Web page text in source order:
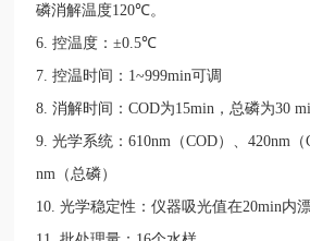
磷消解温度120℃。
6.控温度：±0.5℃
7.控温时间： 1~999min可调
8.消解时间：COD为15min ，总磷为30
9.光学系统：610nm （COD）、420nm （
nm （总磷）
10.光学稳定性：仪器吸光值在20min内